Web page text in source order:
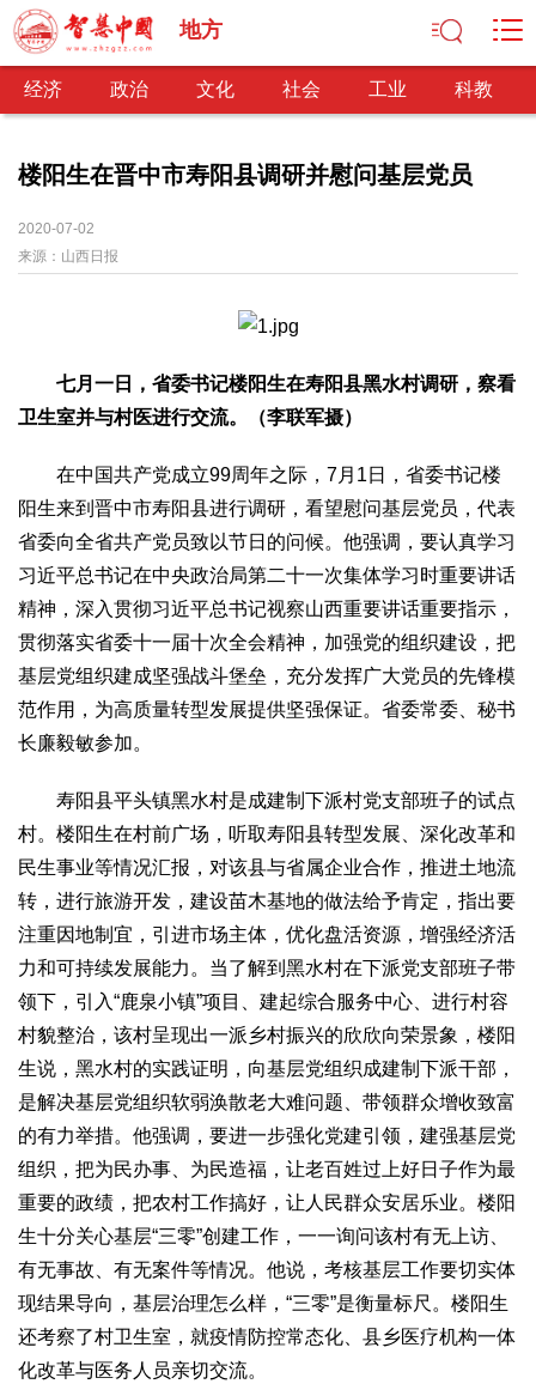
地方
经济 政治 文化 社会 工业 科教
经济
经济观察 产业纵横
深化改革 依法治国 司法公正 民主政治
观察思考
网文推荐
文化
中华文化 核心价值 文化产业 文化事业
艺术百家
文化观察
智海钩沉
社会
社会治理 社会保障 城乡发展
工业
装备制造 智能制造 制造2025 大国工匠
科技观察 创新前沿 智慧教育 职业教育
三农
智慧农业 智慧乡村 基层之声
国防
国防建设 军民融合 兵器装备 军营风采
国际
中国与世界 国际视点 国际合作 他山之石
生态
生态文明 能源资源 环境保护 地方生态 休闲旅游
视频
地方
京 津 冀 晋 蒙 辽 吉 黑 沪 苏 浙 皖
闽
赣
鲁 豫 鄂 湘 粤 桂 琼 渝 川 黔 滇
藏
陕
甘 青 宁 新 港 澳
楼阳生在晋中市寿阳县调研并慰问基层党员
2020-07-02
来源： 山西日报
七月一日，省委书记楼阳生在寿阳县黑水村调研，察看
卫生室并与村医进行交流。（李联军摄）
在中国共产党成立99周年之际，7月1日，省委书记楼
阳生来到晋中市寿阳县进行调研，看望慰问基层党员，代表
省委向全省共产党员致以节日的问候。他强调，要认真学习
习近平总书记在中央政治局第二十一次集体学习时重要讲话
精神，深入贯彻习近平总书记视察山西重要讲话重要指示，
贯彻落实省委十一届十次全会精神，加强党的组织建设，把
基层党组织建成坚强战斗堡垒，充分发挥广大党员的先锋模
范作用，为高质量转型发展提供坚强保证。省委常委、秘书
长廉毅敏参加。
寿阳县平头镇黑水村是成建制下派村党支部班子的试点
村。楼阳生在村前广场，听取寿阳县转型发展、深化改革和
民生事业等情况汇报，对该县与省属企业合作，推进土地流
转，进行旅游开发，建设苗木基地的做法给予肯定，指出要
注重因地制宜，引进市场主体，优化盘活资源，增强经济活
力和可持续发展能力。当了解到黑水村在下派党支部班子带
领下，引入“鹿泉小镇”项目、建起综合服务中心、进行村容
村貌整治，该村呈现出一派乡村振兴的欣欣向荣景象，楼阳
生说，黑水村的实践证明，向基层党组织成建制下派干部，
是解决基层党组织软弱涣散老大难问题、带领群众增收致富
的有力举措。他强调，要进一步强化党建引领，建强基层党
组织，把为民办事、为民造福，让老百姓过上好日子作为最
重要的政绩，把农村工作搞好，让人民群众安居乐业。楼阳
生十分关心基层“三零”创建工作，一一询问该村有无上访、
有无事故、有无案件等情况。他说，考核基层工作要切实体
现结果导向，基层治理怎么样，“三零”是衡量标尺。楼阳生
还考察了村卫生室，就疫情防控常态化、县乡医疗机构一体
化改革与医务人员亲切交流。